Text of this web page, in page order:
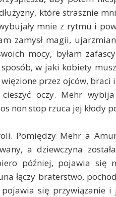
które strasznie
mnie z rytmu i
zamysł magii,
mocy, byłam
w jaki kobiety
przez ojców, braci
oczy. Mehr
non stop rzuca jej kłody
Pomiędzy Mehr a
a dziewczyna
później, pojawia się
łączy braterstwo,
pojawia się przywiązanie i